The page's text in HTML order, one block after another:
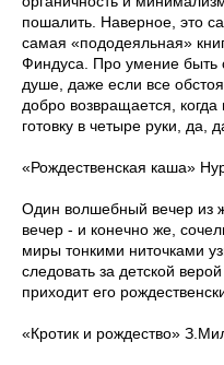
пошалить. Наверное, это
самая «пододеяльная»
Финдуса. Про умение быть
душе, даже если все
добро возвращается,
готовку в четыре руки, да,
«Рождественская каша»
Один волшебный вечер из
вечер - и конечно же,
миры тонкими ниточками
следовать за детской
приходит его
«Кротик и рождество»